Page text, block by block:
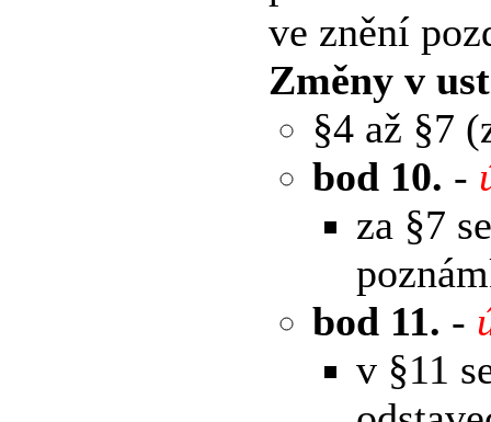
ve znění
Změny v
§4 až §7
bod 10. -
za §7
bod 11. -
v §11